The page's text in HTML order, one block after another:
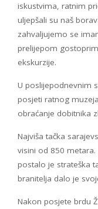
iskustvima, ratnim
uljepšali su naš
zahvaljujemo se
prelijepom
ekskurzije.
U poslijepodnevnim
posjeti ratnog
obraćanje dobitnika
Najviša tačka
visini od 850
postalo je strateška
branitelja dalo je
Nakon posjete brdu